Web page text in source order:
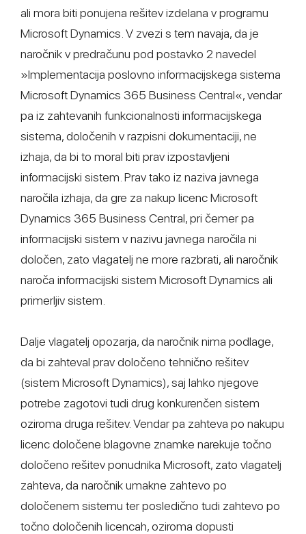
ali mora biti ponujena rešitev izdelana v programu
Microsoft Dynamics. V zvezi s tem navaja, da je
naročnik v predračunu pod postavko 2 navedel
»Implementacija poslovno informacijskega sistema
Microsoft Dynamics 365 Business Central«, vendar
pa iz zahtevanih funkcionalnosti informacijskega
sistema, določenih v razpisni dokumentaciji, ne
izhaja, da bi to moral biti prav izpostavljeni
informacijski sistem. Prav tako iz naziva javnega
naročila izhaja, da gre za nakup licenc Microsoft
Dynamics 365 Business Central, pri čemer pa
informacijski sistem v nazivu javnega naročila ni
določen, zato vlagatelj ne more razbrati, ali naročnik
naroča informacijski sistem Microsoft Dynamics ali
primerljiv sistem.
Dalje vlagatelj opozarja, da naročnik nima podlage,
da bi zahteval prav določeno tehnično rešitev
(sistem Microsoft Dynamics), saj lahko njegove
potrebe zagotovi tudi drug konkurenčen sistem
oziroma druga rešitev. Vendar pa zahteva po nakupu
licenc določene blagovne znamke narekuje točno
določeno rešitev ponudnika Microsoft, zato vlagatelj
zahteva, da naročnik umakne zahtevo po
določenem sistemu ter posledično tudi zahtevo po
točno določenih licencah, oziroma dopusti